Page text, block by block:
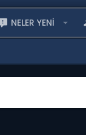
NELER YENI